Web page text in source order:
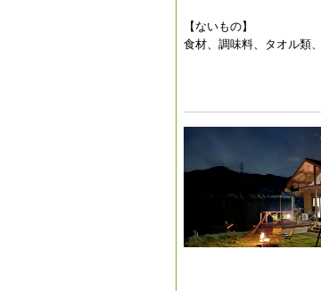
【ないもの】
食材、調味料、タオル類